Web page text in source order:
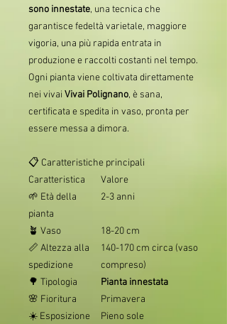
sono innestate, una tecnica che
garantisce fedeltà varietale, maggiore
vigoria, una più rapida entrata in
produzione e raccolti costanti nel tempo.
Ogni pianta viene coltivata direttamente
nei vivai Vivai Polignano, è sana,
certificata e spedita in vaso, pronta per
essere messa a dimora.
📋 Caratteristiche principali
Caratteristica
Valore
🌱 Età della
pianta
2-3 anni
🪴 Vaso
18-20 cm
📏 Altezza alla
spedizione
140-170 cm circa (vaso
compreso)
🌳 Tipologia
Pianta innestata
🌸 Fioritura
Primavera
☀️ Esposizione
Pieno sole